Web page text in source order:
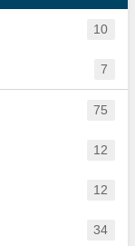
10
7
75
12
12
34